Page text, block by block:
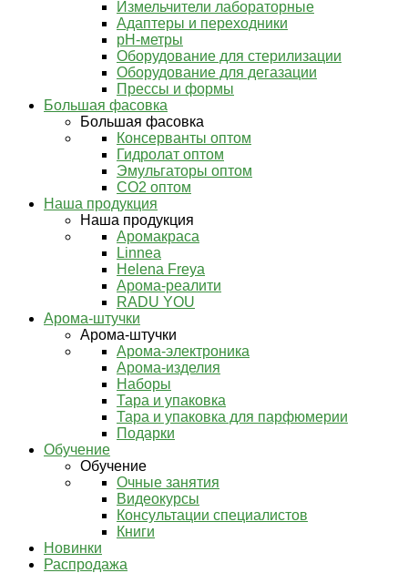
Измельчители лабораторные
Адаптеры и переходники
pH-метры
Оборудование для стерилизации
Оборудование для дегазации
Прессы и формы
Большая фасовка
Большая фасовка
Консерванты оптом
Гидролат оптом
Эмульгаторы оптом
СО2 оптом
Наша продукция
Наша продукция
Аромакраса
Linnea
Helena Freya
Арома-реалити
RADU YOU
Арома-штучки
Арома-штучки
Арома-электроника
Арома-изделия
Наборы
Тара и упаковка
Тара и упаковка для парфюмерии
Подарки
Обучение
Обучение
Очные занятия
Видеокурсы
Консультации специалистов
Книги
Новинки
Распродажа